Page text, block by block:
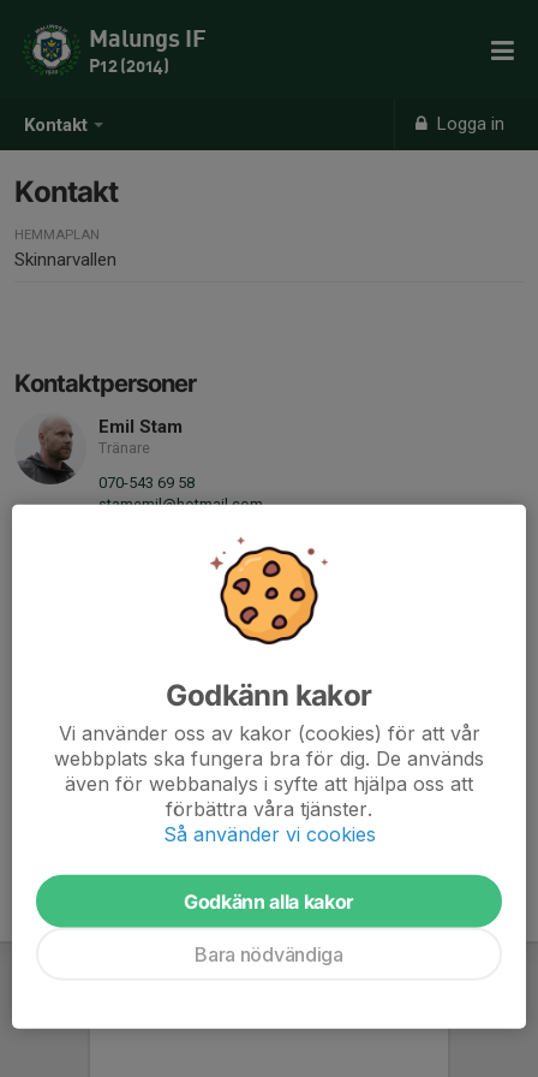
Kontakt Logga in
Malungs IF
P12 (2014)
Kontakt
HEMMAPLAN
Skinnarvallen
Kontaktpersoner
Emil Stam
Tränare
070-543 69 58
stamemil@hotmail.com
E-post visas bara för inloggade
072-232 79 30
Robel Birhane
0762546678
E-post visas bara för inloggade
Godkänn kakor
Vi använder oss av kakor (cookies) för att vår
webbplats ska fungera bra för dig. De används
även för webbanalys i syfte att hjälpa oss att
förbättra våra tjänster.
Så använder vi cookies
Godkänn alla kakor
Bara nödvändiga